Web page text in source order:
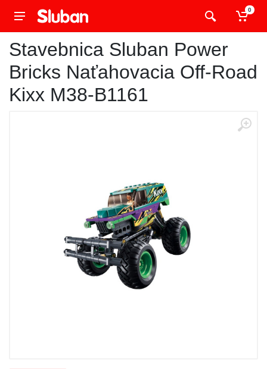
0
Stavebnica Sluban Power
Bricks Naťahovacia Off-Road
Kixx M38-B1161